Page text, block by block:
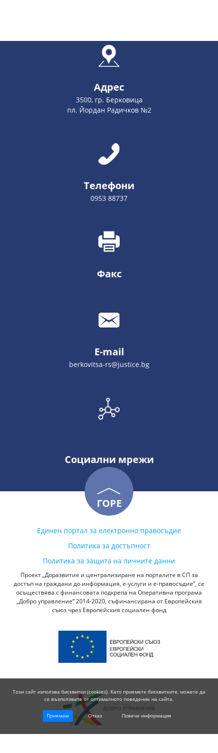
Адрес
3500, гр. Берковица
пл. Йордан Радичков №2
Телефони
0953 88737
Факс
E-mail
berkovitsa-rs@justice.bg
Социални мрежи
ГОРЕ
Единен портал за електронно правосъдие
Политика за достъпност
Политика за защита на личните данни
Проект „Доразвитие и централизиране на порталите в СП за
достъп на граждани до информация, е-услуги и е-правосъдие“, се
осъществява с финансовата подкрепа на Оперативна програма
„Добро управление“ 2014-2020, съфинансирана от Европейския
съюз чрез Европейския социален фонд
Този сайт използва бисквитки (cookies). Като приемете бисквитките, можете да
се възползвате от оптималното поведение на сайта.
Приемам Отказ Повече информация